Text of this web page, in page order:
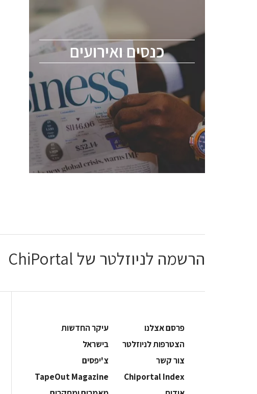
כנסים ואירועים
הסמיקונדקטור כולל מהנדסים, מומחים מקצועיים
ChipEx2026 will be held on May 12-13,
2026. The conference is intended for
everyone involved in the semiconductor
industry, including engineers, professional
experts, and senior executives.
לחץ לפרטים
הרשמה לניוזלטר של ChiPortal
פרסם אצלנו
עיקר החדשות
הצטרפות לניוזלטר
בישראל
צור קשר
צ'יפסים
Chiportal Index
TapeOut Magazine